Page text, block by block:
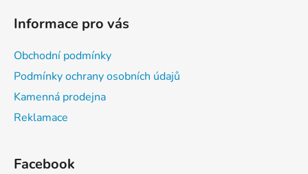
Informace pro vás
Obchodní podmínky
Podmínky ochrany osobních údajů
Kamenná prodejna
Reklamace
Facebook